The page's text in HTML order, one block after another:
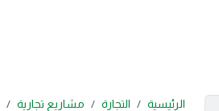
الرئيسية التجارة مشاريع تجارية